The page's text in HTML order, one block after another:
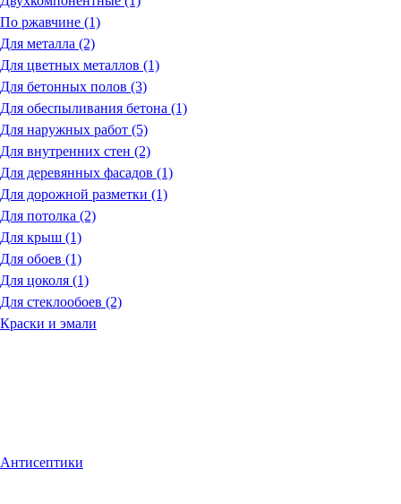
По ржавчине (1)
Для металла (2)
Для цветных металлов (1)
Для бетонных полов (3)
Для обеспыливания бетона (1)
Для наружных работ (5)
Для внутренних стен (2)
Для деревянных фасадов (1)
Для дорожной разметки (1)
Для потолка (2)
Для крыш (1)
Для обоев (1)
Для цоколя (1)
Для стеклообоев (2)
Краски и эмали
Антисептики